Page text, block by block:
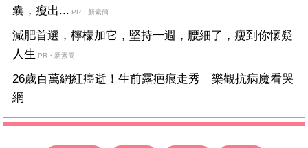
囊，瘦出... PR・新素簡
減肥首選，檸檬加它，堅持一週，腰細了，瘦到你懷疑
人生 PR・新素簡
26歲百萬網紅癌逝！生前露疤痕走秀 樂觀抗病魔看哭
網